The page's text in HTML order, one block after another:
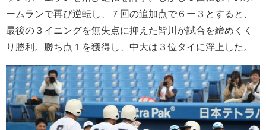
ームランで再び逆転し、７回の追加点で６ー３とすると、
最後の３イニングを無失点に抑えた皆川が試合を締めくく
り勝利。 勝ち点１を獲得し、中大は３位タイに浮上した。